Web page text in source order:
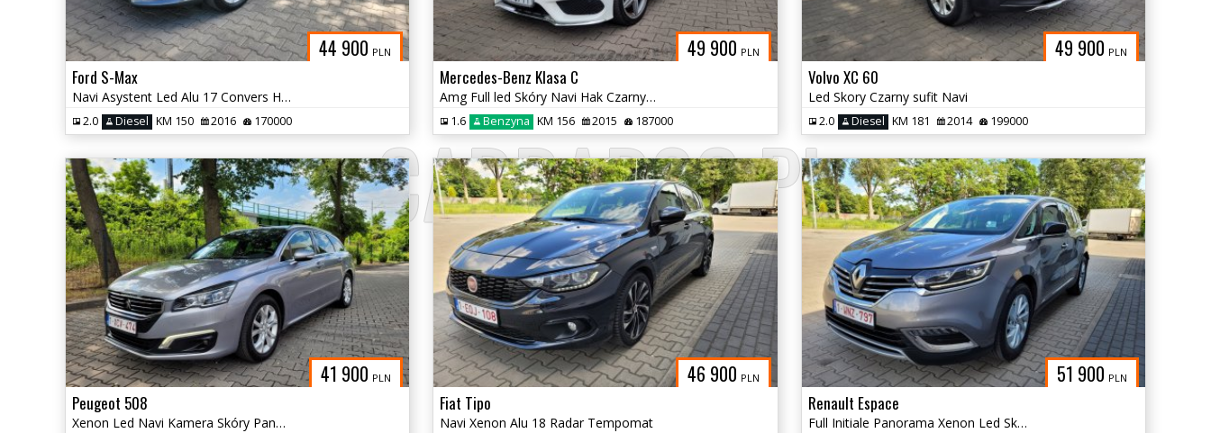
44 900 PLN
Ford S-Max
Navi Asystent Led Alu 17 Convers Hak
2.0 Diesel KM 150 2016 170000
49 900 PLN
Mercedes-Benz Klasa C
Amg Full led Skóry Navi Hak Czarny sufit
1.6 Benzyna KM 156 2015 187000
49 900 PLN
Volvo XC 60
Led Skory Czarny sufit Navi
2.0 Diesel KM 181 2014 199000
41 900 PLN
Peugeot 508
Xenon Led Navi Kamera Skóry Panorama Hak
46 900 PLN
Fiat Tipo
Navi Xenon Alu 18 Radar Tempomat
51 900 PLN
Renault Espace
Full Initiale Panorama Xenon Led Skory Alu 18
CARBARSC.PL